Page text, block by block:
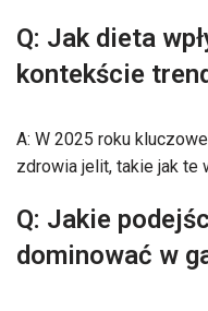
Q: Jak dieta
kontekście
A: W 2025 roku
zdrowia jelit, takie jak te
Q: Jakie
dominować w